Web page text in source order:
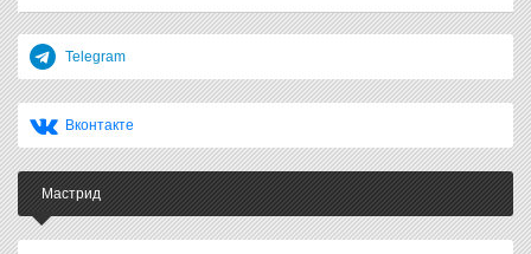
Telegram
Вконтакте
Мастрид